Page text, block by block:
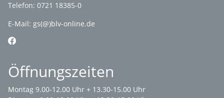
Telefon: 0721 18385-0
E-Mail: gs(@)blv-online.de
Öffnungszeiten
Montag 9.00-12.00 Uhr + 13.30-15.00 Uhr